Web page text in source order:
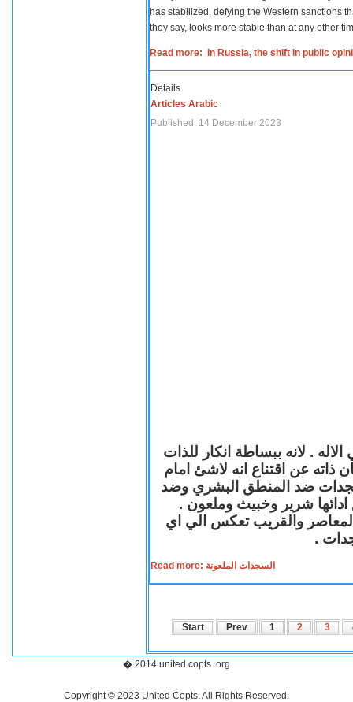
has stabilized, defying the Western sanctions
they say, looks more stable than at any other
Read more: In Russia, the shift in public
Details
Articles Arabic
Published: 14 December 2023
. لانه ببساطة انكار للذات
ذاته عن اقتناع انه لاشئ امام
ضد المنطق البشري وضد
ادائها شرير وخبيث وملعون .
المعاصر والقريب تعكس الي اي
.
Read more: السجدات الملعونة
Start Prev 1 2 3
� 2014 united copts .org
Copyright © 2023 United Copts. All Rights Reserved.